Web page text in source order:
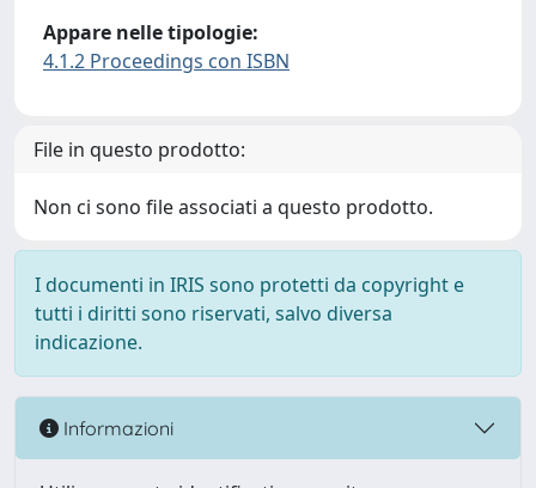
Appare nelle tipologie:
4.1.2 Proceedings con ISBN
File in questo prodotto:
Non ci sono file associati a questo prodotto.
I documenti in IRIS sono protetti da copyright e
tutti i diritti sono riservati, salvo diversa
indicazione.
Informazioni